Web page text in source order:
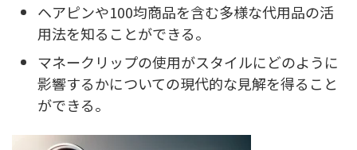
ヘアピンや100均商品を含む多様な代用品の活
用法を知ることができる。
マネークリップの使用がスタイルにどのように
影響するかについての現代的な見解を得ること
ができる。